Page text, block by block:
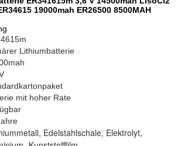
19000mah ER26500 8500MAH
Lithiumbatterie
mit hoher Rate
Edelstahlschale, Elektrolyt,